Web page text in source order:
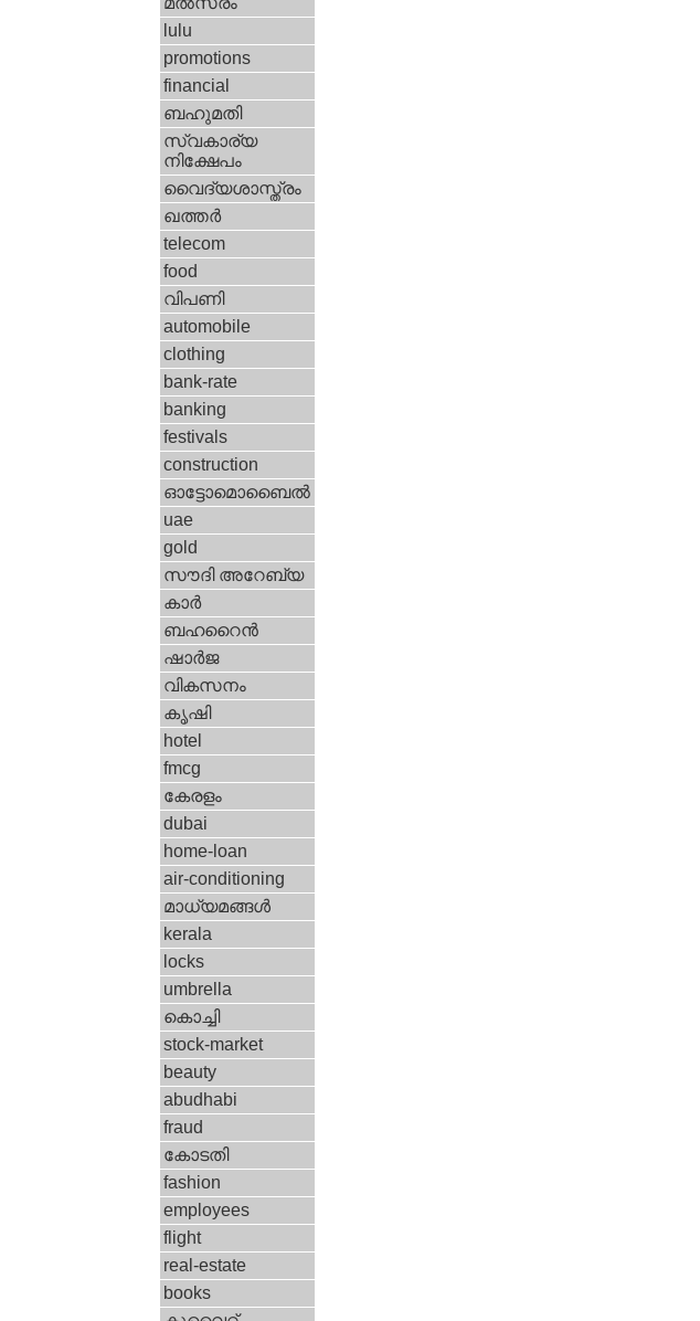
lulu
promotions
financial
ബഹുമതി
സ്വകാര്യ
നിക്ഷേപം
വൈദ്യശാസ്ത്രം
ഖത്തര്‍
telecom
food
വിപണി
automobile
clothing
bank-rate
banking
festivals
construction
ഓട്ടോമൊബൈല്‍
uae
gold
സൗദി അറേബ്യ
കാര്‍
ബഹറൈന്‍
ഷാര്‍ജ
വികസനം
കൃഷി
hotel
fmcg
കേരളം
dubai
home-loan
air-conditioning
മാധ്യമങ്ങള്‍
kerala
locks
umbrella
കൊച്ചി
stock-market
beauty
abudhabi
fraud
കോടതി
fashion
employees
flight
real-estate
books